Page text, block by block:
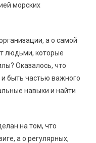
морских
а о самой
людьми, которые
Оказалось, что
быть частью важного
навыки и найти
на том, что
а о регулярных,